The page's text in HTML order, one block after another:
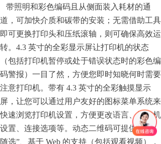
带照明和彩色编码且从侧面装入耗材的通
道，可加快介质和碳带的安装；无需借助工具
即可更换打印头和压纸滚轴，则可确保高效运
转。4.3 英寸的全彩显示屏让打印机的状态
（包括打印机暂停或处于错误状态时的彩色编
码警报）一目了然，方便您即时知晓何时需要
注意打印机。带有 4.3 英寸的全彩触摸显示
屏，让您可以通过用户友好的图标菜单系统来
快速浏览打印机设置，方便更改语言、打印机
设置、连接选项等。动态二维码可提供“按需
随选”、基于 Web 的支持（包括观看视频），